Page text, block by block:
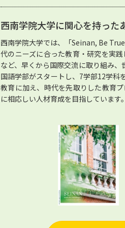
西南学院大学に関心を持った
西南学院大学では、「Seinan, Be
代のニーズに合った教育・研究を実
など、早くから国際交流に取り組み
国語学部がスタートし、7学部12学科
教育に加え、時代を先取りした教育
に相応しい人材育成を目指しています。